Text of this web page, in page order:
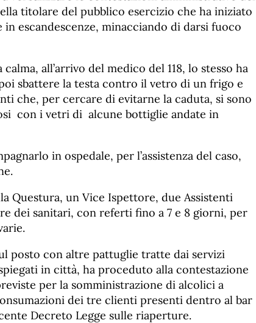
titolare del pubblico esercizio che ha iniziato
escandescenze, minacciando di darsi fuoco
all’arrivo del medico del 118, lo stesso ha
sbattere la testa contro il vetro di un frigo e
che, per cercare di evitarne la caduta, si sono
con i vetri di alcune bottiglie andate in
in ospedale, per l’assistenza del caso,
Questura, un Vice Ispettore, due Assistenti
dei sanitari, con referti fino a 7 e 8 giorni, per
posto con altre pattuglie tratte dai servizi
in città, ha proceduto alla contestazione
per la somministrazione di alcolici a
dei tre clienti presenti dentro al bar
Decreto Legge sulle riaperture.